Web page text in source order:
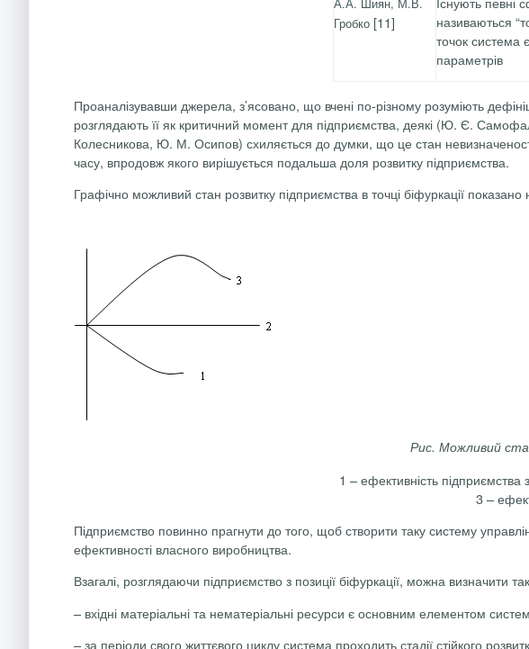
Гробко [11]
називаються
точок система
параметрів
Проаналізувавши джерела, з’ясовано, що вчені по-різному розуміють
розглядають її як критичний момент для підприємства, деякі (Ю. Є. Самофа
Колесникова, Ю. М. Осипов) схиляється до думки, що це стан
часу, впродовж якого вирішується подальша доля розвитку підприємства.
Графічно можливий стан розвитку підприємства в точці біфуркації показано
Рис. Можливий
1 – ефективність
3 –
Підприємство повинно прагнути до того, щоб створити таку систему
ефективності власного виробництва.
Взагалі, розглядаючи підприємство з позиції біфуркації, можна визначити
– вхідні матеріальні та нематеріальні ресурси є основним елементом
–за періоди свого життєвого циклу система проходить стадії стійкого